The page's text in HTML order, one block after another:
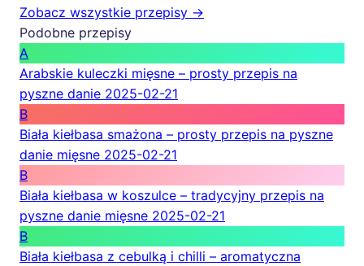
Zobacz wszystkie przepisy →
Podobne przepisy
A
Arabskie kuleczki mięsne – prosty przepis na
pyszne danie 2025-02-21
B
Biała kiełbasa smażona – prosty przepis na pyszne
danie mięsne 2025-02-21
B
Biała kiełbasa w koszulce – tradycyjny przepis na
pyszne danie mięsne 2025-02-21
B
Biała kiełbasa z cebulką i chilli – aromatyczna